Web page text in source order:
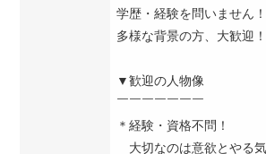
学歴・経験を問いません！
多様な背景の方、大歓迎！
▼歓迎の人物像
￣￣￣￣￣￣￣
＊経験・資格不問！
大切なのは意欲とやる気